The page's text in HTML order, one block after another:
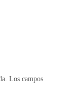
Los campos